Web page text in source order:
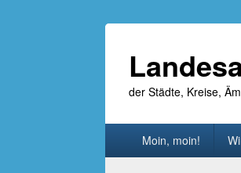
der Städte, Kreise,
Moin, moin!